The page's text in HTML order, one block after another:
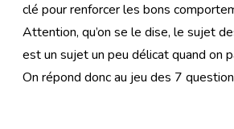
clé pour renforcer les bons
Attention, qu’on se le dise, le sujet
est un sujet un peu délicat quand on
On répond donc au jeu des 7